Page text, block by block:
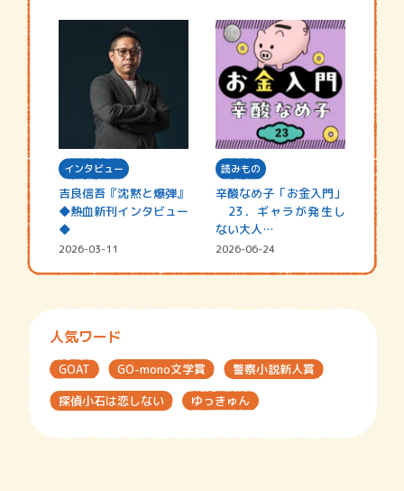
インタビュー
吉良信吾『沈黙と爆弾』
◆熱血新刊インタビュー
◆
2026-03-11
読みもの
辛酸なめ子「お金入門」
23．ギャラが発生し
ない大人…
2026-06-24
人気ワード
GOAT GO-mono文学賞
警察小説新人賞
探偵小石は恋しない
ゆっきゅん